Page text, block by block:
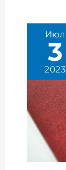
Июл
3
2023